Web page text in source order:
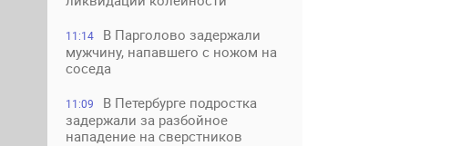
11:14
В Парголово задержали
мужчину, напавшего с ножом на
соседа
11:09
В Петербурге подростка
задержали за разбойное
нападение на сверстников